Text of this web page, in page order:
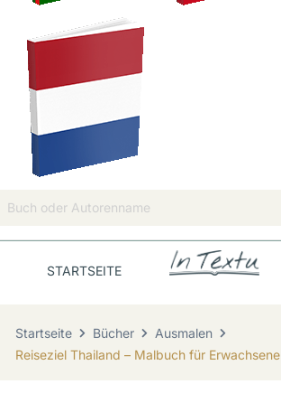
STARTSEITE
Startseite Bücher
Ausmalen
Reiseziel Thailand – Malbuch für Erwachsene